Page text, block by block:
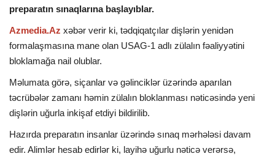
ŞOU BİZNES
preparatın sınaqlarına başlayıblar.
Azmedia.Az xəbər verir ki, tədqiqatçılar dişlərin yenidən
formalaşmasına mane olan USAG-1 adlı zülalın fəaliyyətini
bloklamağa nail olublar.
Məlumata görə, siçanlar və gəlinciklər üzərində aparılan
təcrübələr zamanı həmin zülalın bloklanması nəticəsində yeni
dişlərin uğurla inkişaf etdiyi bildirilib.
Hazırda preparatın insanlar üzərində sınaq mərhələsi davam
edir. Alimlər hesab edirlər ki, layihə uğurlu nəticə verərsə,